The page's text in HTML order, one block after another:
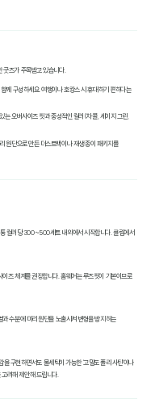
굿즈가 주목받고 있습니다.
께 구성하세요. 여행이나 호캉스 시 휴대하기 편하다는
는 오버사이즈 핏과 중성적인 컬러(차콜, 세이지 그린,
원단으로 만든 더스트백이나 재생 종이 패키지를
컬러당 300~500세트 내외에서 시작합니다. 클림에서
체계를 권장합니다. 홈웨어는 루즈핏이 기본이므로
과 수분에 미리 원단을 노출시켜 변형을 방지하는
구현하면서도 물세탁이 가능한 '고밀도 폴리 사틴'이나
려해 제안해 드립니다.